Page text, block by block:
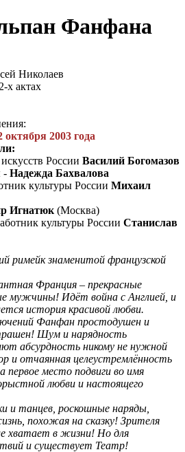
Фанфана
Николаев
х актах
октября 2003 года
России Василий Богомазов
- Надежда Бахвалова
культуры России Михаил
Игнатюк (Москва)
культуры России Станислав
римейк знаменитой французской
Франция – прекрасные
мужчины! Идёт война с Англией, и
история красивой любви.
Фанфан простодушен и
Шум и нарядность
абсурдность никому не нужной
и отчаянная целеустремлённость
первое место подвиги во имя
любви и настоящего
и танцев, роскошные наряды,
похожая на сказку! Зрителя
хватает в жизни! Но для
и существует Театр!